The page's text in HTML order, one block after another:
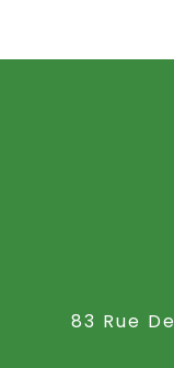
83 Rue